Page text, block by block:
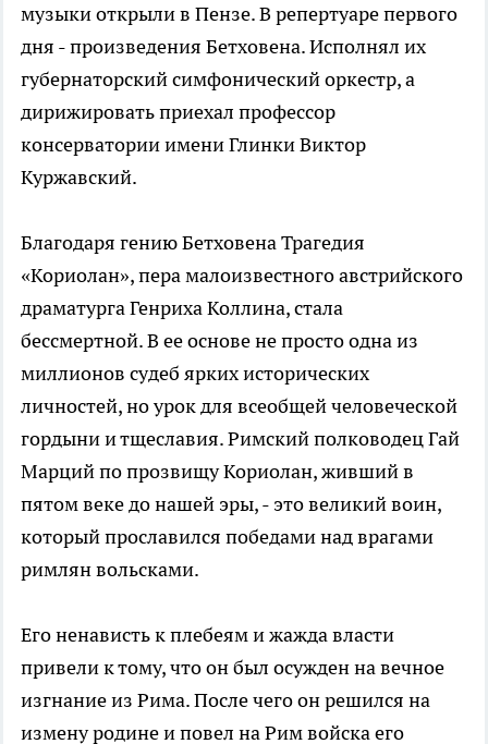
музыки открыли в Пензе. В репертуаре первого
дня - произведения Бетховена. Исполнял их
губернаторский симфонический оркестр, а
дирижировать приехал профессор
консерватории имени Глинки Виктор
Куржавский.
Благодаря гению Бетховена Трагедия
«Кориолан», пера малоизвестного австрийского
драматурга Генриха Коллина, стала
бессмертной. В ее основе не просто одна из
миллионов судеб ярких исторических
личностей, но урок для всеобщей человеческой
гордыни и тщеславия. Римский полководец Гай
Марций по прозвищу Кориолан, живший в
пятом веке до нашей эры, - это великий воин,
который прославился победами над врагами
римлян вольсками.
Его ненависть к плебеям и жажда власти
привели к тому, что он был осужден на вечное
изгнание из Рима. После чего он решился на
измену родине и повел на Рим войска его